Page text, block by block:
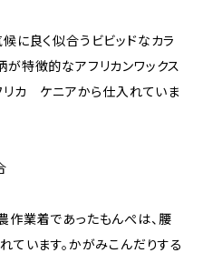
に良く似合うビビッドなカラ
特徴的なアフリカンワックス
リカ ケニアから仕入れていま
作業着であったもんぺは、腰
ています。かがみこんだりする